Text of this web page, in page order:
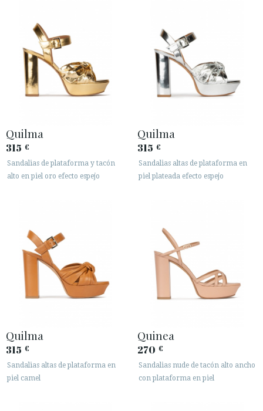
Quilma
315 €
Sandalias de plataforma y tacón
alto en piel oro efecto espejo
Quilma
315 €
Sandalias altas de plataforma en
piel plateada efecto espejo
Quilma
315 €
Sandalias altas de plataforma en
piel camel
Quinea
270 €
Sandalias nude de tacón alto ancho
con plataforma en piel